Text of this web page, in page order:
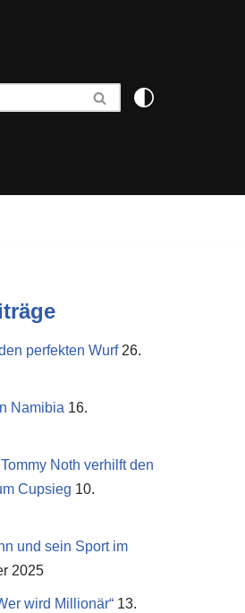
perfekten Wurf 26.
Namibia 16.
Noth verhilft den
Cupsieg 10.
und sein Sport im
2025
wird Millionär“ 13.